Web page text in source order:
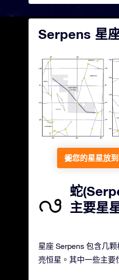
Serpens 星
把您的星星放
蛇
主要星
星座 Serpens 包含几
亮恒星。其中一些主要